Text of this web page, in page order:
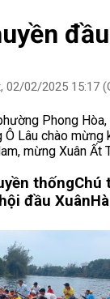
đầu
02/02/2025 15:17
Phong Hòa,
Lâu chào mừng
mừng Xuân Ất
thốngChú
đầu Xuân